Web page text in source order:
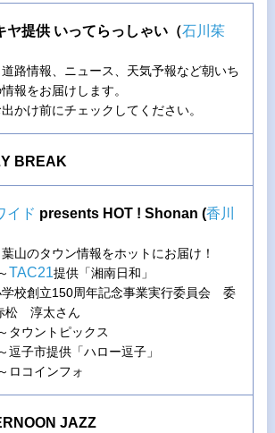
ヤ提供 いってらっしゃい（石川茱
路情報、ニュース、天気予報など朝いち
報をお届けします。
かけ前にチェックしてください。
BREAK
イド presents HOT ! Shonan (香川
山のタウン情報をホットにお届け！
TAC21提供「湘南日和」
学校創立150周年記念事業実行委員会 委
松 淳太さん
タウントピックス
逗子市提供「ハロー逗子」
ロコインフォ
JAZZ